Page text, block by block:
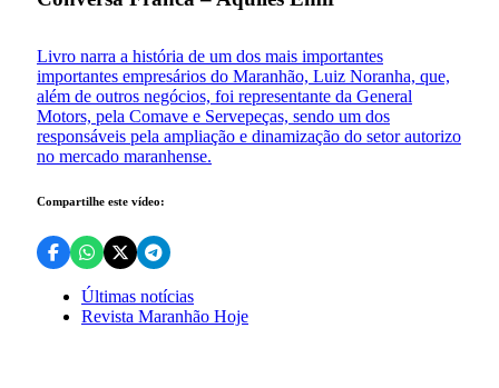
Livro narra a história de um dos mais importantes
importantes empresários do Maranhão, Luiz Noranha, que,
além de outros negócios, foi representante da General
Motors, pela Comave e Servepeças, sendo um dos
responsáveis pela ampliação e dinamização do setor autorizo
no mercado maranhense.
Compartilhe este vídeo:
Últimas notícias
Revista Maranhão Hoje